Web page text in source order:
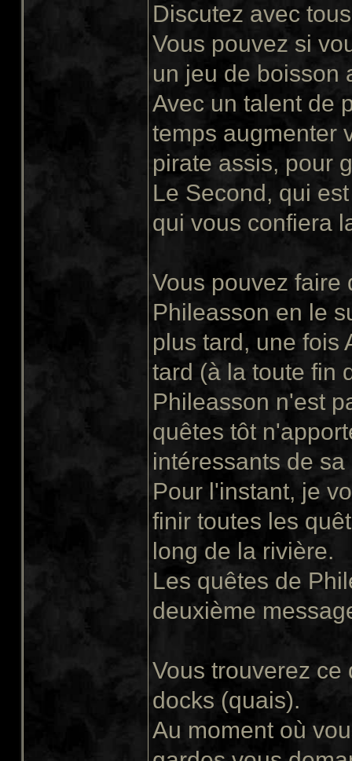
Discutez avec
Vous pouvez si
un jeu de boisson
Avec un talent de
temps augmenter
pirate assis, pour
Le Second, qui
qui vous confiera
Vous pouvez faire
Phileasson en le
plus tard, une fois
tard (à la toute fin
Phileasson n'est
quêtes tôt
intéressants de
Pour l'instant, je
finir toutes les
long de la rivière.
Les quêtes de
deuxième
Vous trouverez
docks (quais).
Au moment où